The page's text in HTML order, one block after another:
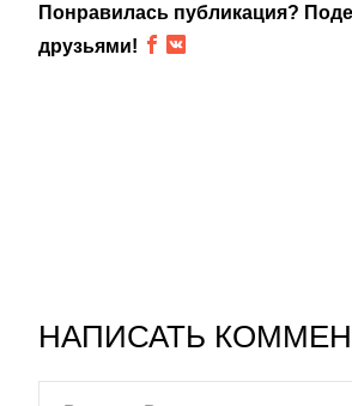
Понравилась публикация?
друзьями!
НАПИСАТЬ